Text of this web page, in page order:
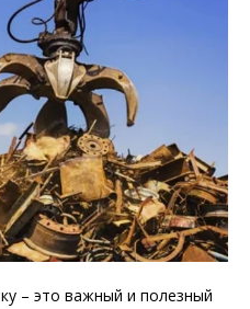
– это важный и полезный